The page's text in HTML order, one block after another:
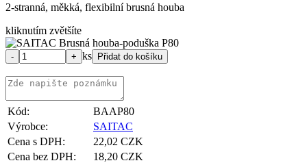
2-stranná, měkká, flexibilní brusná houba
kliknutím zvětšíte
ks
Kód:
BAAP80
Výrobce:
SAITAC
Cena s DPH:
22,02 CZK
Cena bez DPH:
18,20 CZK